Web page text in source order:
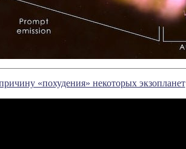
«похудения» некоторых экзопланет